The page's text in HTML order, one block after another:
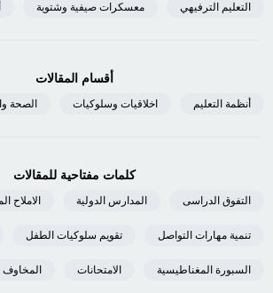
التعليم الترفيهي معسكرات صيفية وشتوية
أقسام المقالات
أنظمة التعليم اخلاقيات وسلوكيات الصحة
كلمات مفتاحية للمقالات
التفوق الدراسى المدارس الدولية الاملاح
تنمية مهارات التواصل تقويم سلوكيات الطفل
السبورة المغناطيسية الامتحانات المخاوف